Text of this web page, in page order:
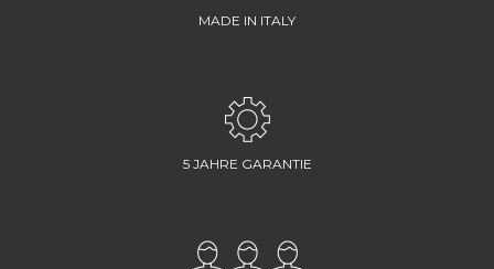
MADE IN ITALY
5 JAHRE GARANTIE